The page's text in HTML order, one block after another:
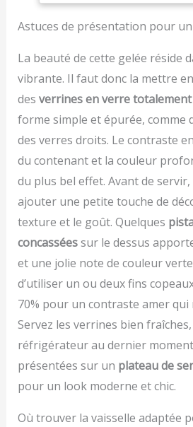
vis, des
Facile à
lorsque
batterie
arrêt
la durée
AAA
zu
dessert
telles
mariages
haute
lors de
ideals
variété
verrines
petites
plastique
verrines
peuvent
plusieurs
En
verrines
vous
la
de vos
Astuces de présentation pour un
La beauté de cette gelée réside
vibrante. Il faut donc la mettre
des verrines en verre
forme simple et épurée, comme
des verres droits. Le contraste
du contenant et la couleur
du plus bel effet. Avant de
ajouter une petite touche de
texture et le goût. Quelques
concasséessur le dessus
et une jolie note de couleur
d’utiliser un ou deux fins
70% pour un contraste amer
Servez les verrines bien
réfrigérateur au dernier
présentées sur un plateau de
pour un look moderne et chic.
Où trouver la vaisselle adaptée